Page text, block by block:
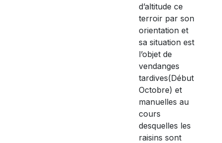
d’altitude ce
terroir par son
orientation et
sa situation est
l’objet de
vendanges
tardives(Début
Octobre) et
manuelles au
cours
desquelles les
raisins sont